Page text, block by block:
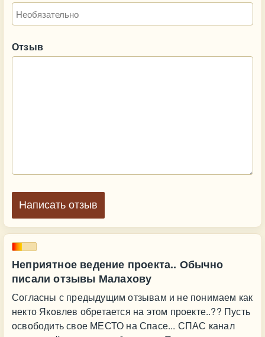
Неприятное ведение проекта.. Обычно
писали отзывы Малахову
Согласны с предыдущим отзывам и не понимаем как
некто Яковлев обретается на этом проекте..?? Пусть
освободить свое МЕСТО на Спасе... СПАС канал
Отзыв
Написать отзыв